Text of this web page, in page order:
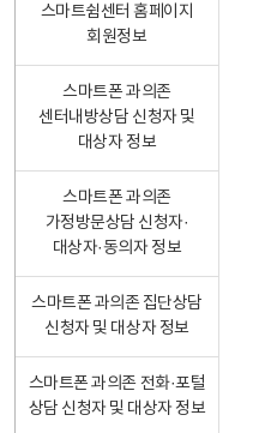
스마트쉼센터 홈페이지
회원정보
스마트폰 과의존
센터내방상담 신청자 및
대상자 정보
스마트폰 과의존
가정방문상담 신청자·
대상자·동의자 정보
스마트폰 과의존 집단상담
신청자 및 대상자 정보
스마트폰 과의존 전화·포털
상담 신청자 및 대상자 정보